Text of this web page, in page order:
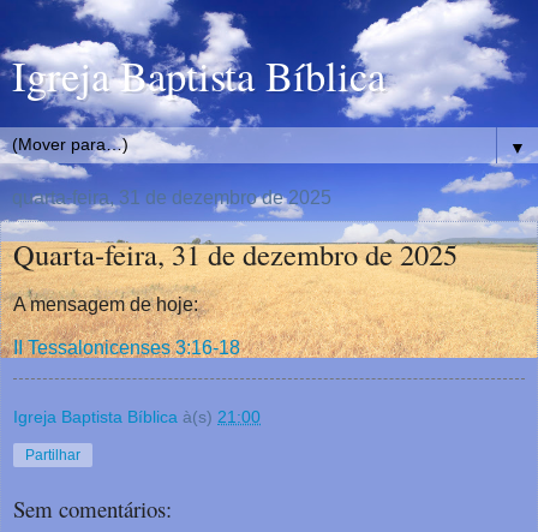
Igreja Baptista Bíblica
▼
quarta-feira, 31 de dezembro de 2025
Quarta-feira, 31 de dezembro de 2025
A mensagem de hoje:
II Tessalonicenses 3:16-18
Igreja Baptista Bíblica à(s) 21:00
Partilhar
Sem comentários: